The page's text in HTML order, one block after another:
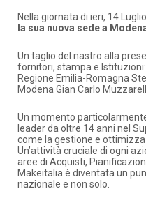
Nella giornata di ieri, 14
la sua nuova sede a
Un taglio del nastro alla
fornitori, stampa e
Regione Emilia-Romagna
Modena Gian Carlo
Un momento
leader da oltre 14 anni nel
come la gestione e
Un’attività cruciale di ogni
aree di Acquisti,
Makeitalia è diventata un
nazionale e non solo.